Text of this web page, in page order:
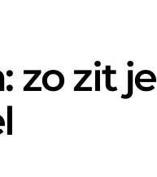
zo zit je